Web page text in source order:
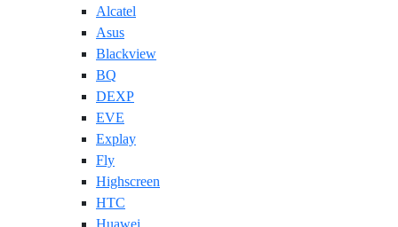
Alcatel
Asus
Blackview
BQ
DEXP
EVE
Explay
Fly
Highscreen
HTC